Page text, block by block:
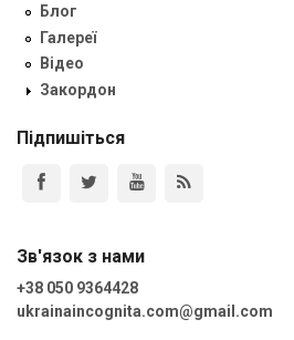
Блог
Галереї
Відео
Закордон
Підпишіться
Зв'язок з нами
+38 050 9364428
ukrainaincognita.com@gmail.com